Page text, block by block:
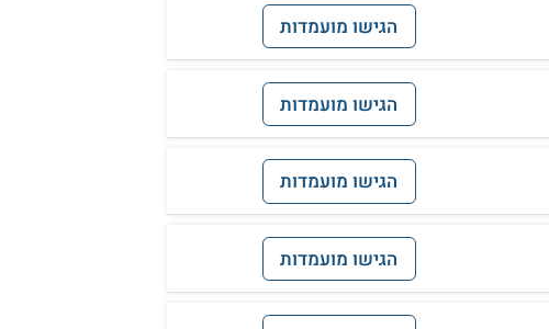
הגישו מועמדות
הגישו מועמדות
הגישו מועמדות
הגישו מועמדות